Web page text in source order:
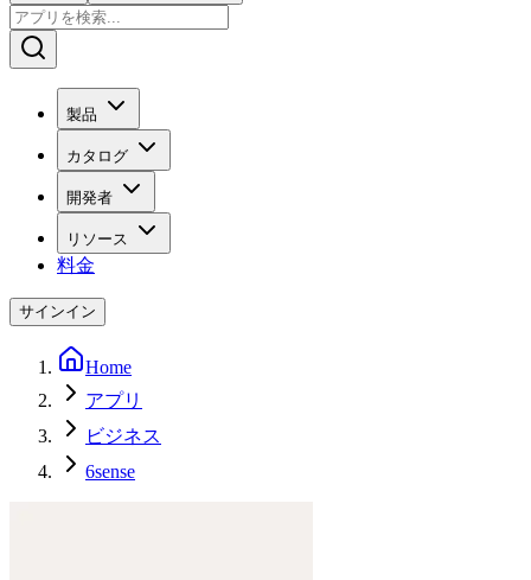
製品
カタログ
開発者
リソース
料金
サインイン
Home
アプリ
ビジネス
6sense